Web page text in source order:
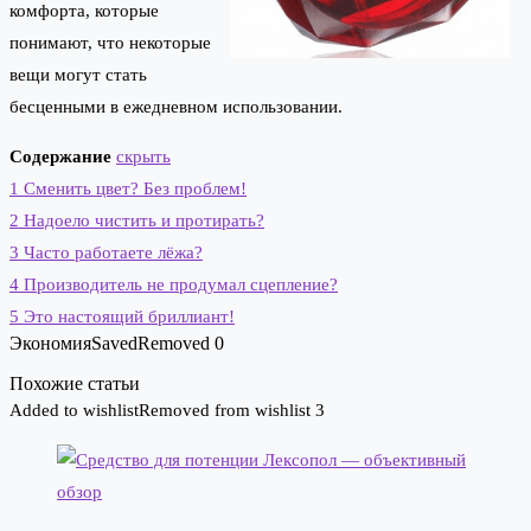
комфорта, которые
понимают, что некоторые
вещи могут стать
бесценными в ежедневном использовании.
Содержание скрыть
1 Сменить цвет? Без проблем!
2 Надоело чистить и протирать?
3 Часто работаете лёжа?
4 Производитель не продумал сцепление?
5 Это настоящий бриллиант!
ЭкономияSavedRemoved 0
Похожие статьи
Added to wishlistRemoved from wishlist 3